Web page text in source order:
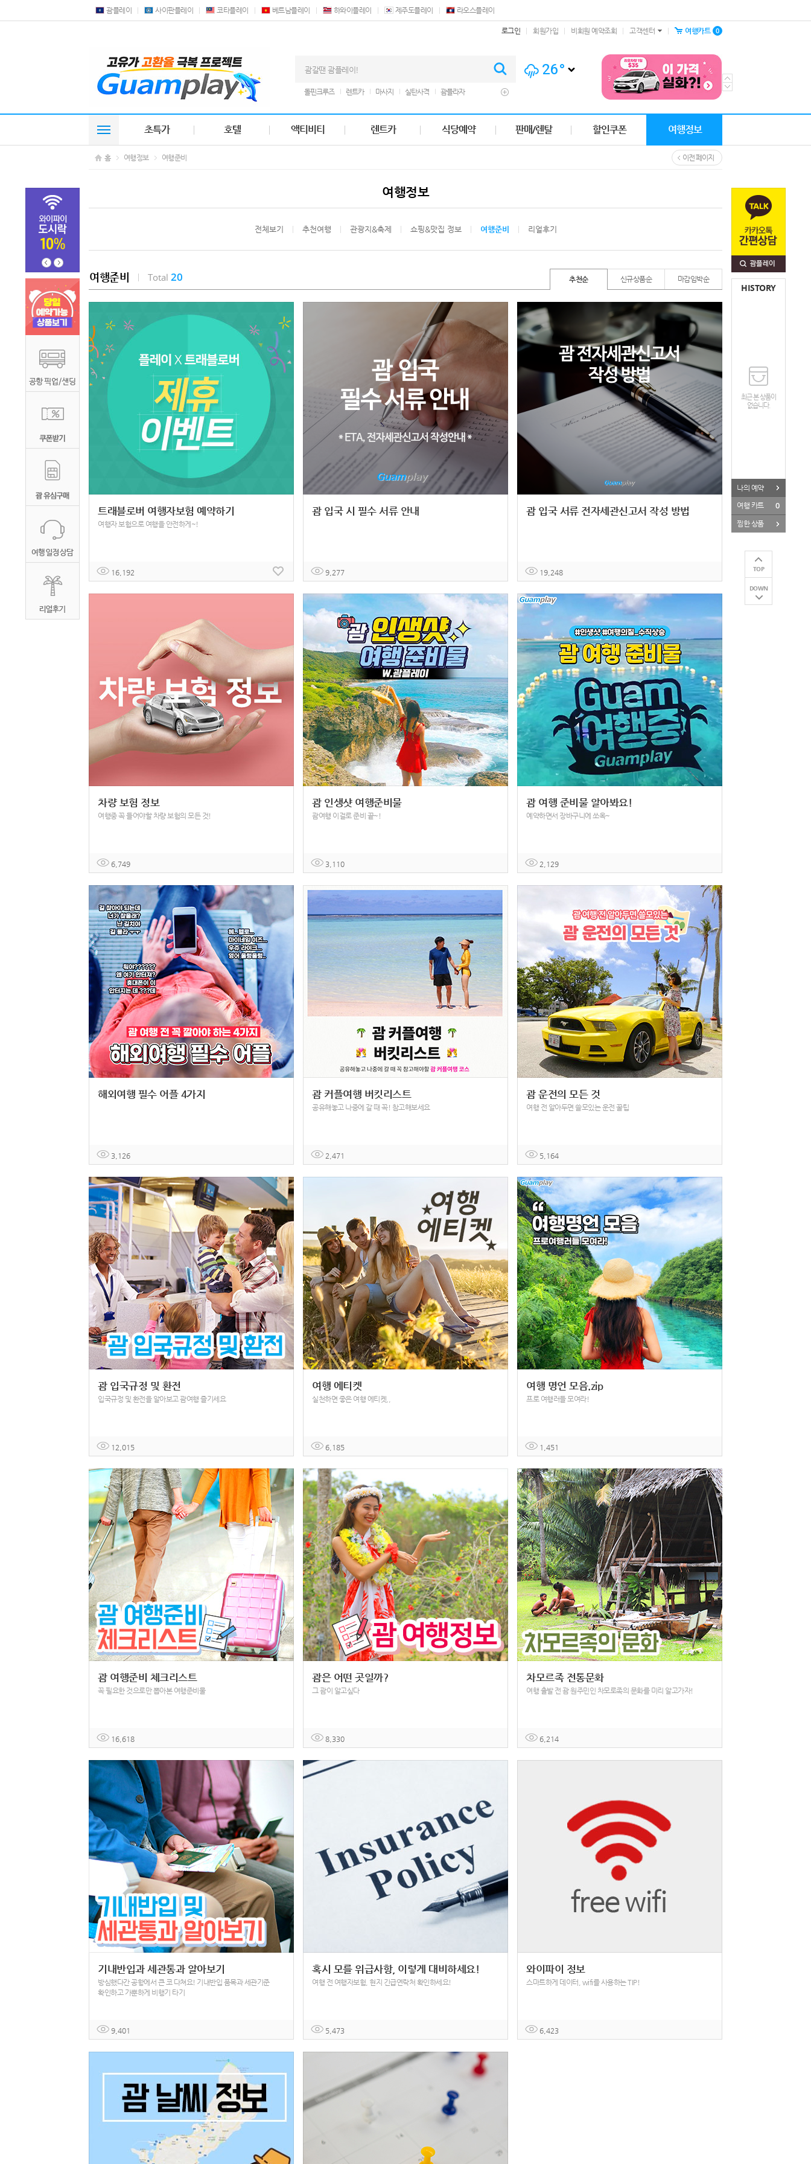
괌플레이 사이판플레이 코타플레이 베트남플레이 하와이플레이 제주도플레이 라오스플레이
로그인 회원가입 비회원 예약조회 고객센터 여행카트 0
돌핀크루즈 렌트카 마사지 실탄사격
괌플라자
웨스틴호텔
돌핀 투어 프라이빗 비치 에프터눈티
26°
초특가 호텔 액티비티 렌트카 식당예약 판매/렌탈 할인쿠폰 여행정보
홈 여행정보 여행준비 이전 페이지
여행정보
전체보기 추천여행 관광지&축제 쇼핑&맛집 정보 여행준비 리얼후기
여행준비 Total 20 추천순 신규상품순 마감임박순
트래블로버 여행자보험 예약하기
여행자 보험으로 여행을 안전하게~!
16,192
괌 입국 시 필수 서류 안내
9,277
괌 입국 서류 전자세관신고서 작성 방법
19,248
차량 보험 정보
여행중 꼭 들어야할 차량 보험의 모든 것!
6,749
괌 인생샷 여행준비물
괌여행 이걸로 준비 끝~!
3,110
괌 여행 준비물 알아봐요!
예약하면서 장바구니에 쏘옥~
2,129
해외여행 필수 어플 4가지
3,126
괌 커플여행 버킷리스트
공유해놓고 나중에 갈 때 꼭! 참고해보세요
2,471
괌 운전의 모든 것
여행 전 알아두면 쓸모있는 운전 꿀팁
5,164
괌 입국규정 및 환전
입국규정 및 환전을 알아보고 괌여행 즐기세요
12,015
여행 에티켓
실천하면 좋은 여행 에티켓,,
6,185
여행 명언 모음.zip
프로 여행러들 모여라!
1,451
괌 여행준비 체크리스트
꼭 필요한 것으로만 뽑아본 여행준비물
16,618
괌은 어떤 곳일까?
그 괌이 알고싶다
8,330
차모르족 전통문화
여행 출발 전 괌 원주민인 차모로족의 문화를 미리 알고가자!
6,214
기내반입과 세관통과 알아보기
방심했다간 공항에서 큰 코 다쳐요! 기내반입 품목과 세관기준
확인하고 가뿐하게 비행기 타기
9,401
혹시 모를 위급사항, 이렇게 대비하세요!
여행 전 여행자보험, 현지 긴급연락처 확인하세요!
5,473
와이파이 정보
스마트하게 데이터, wifi를 사용하는 TIP!
6,423
HISTORY
최근 본 상품이
없습니다.
나의 예약
여행 카트 0
찜한 상품
TOP
DOWN